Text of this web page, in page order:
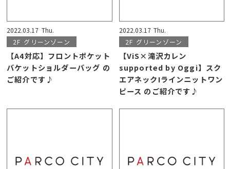
2022.03.17 Thu.
2F グリーンゾーン
【A4対応】フロントポケット
バケットショルダーバッグ の
ご紹介です♪
2022.03.17 Thu.
2F グリーンゾーン
【ViS×滝沢カレン
supported by Oggi】スク
エアネックIラインニットワン
ピース のご紹介です♪